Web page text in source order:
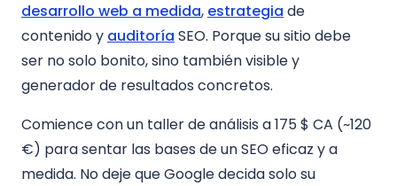
desarrollo web a medida, estrategia de
contenido y auditoría SEO. Porque su sitio debe
ser no solo bonito, sino también visible y
generador de resultados concretos.
Comience con un taller de análisis a 175 $ CA (~120
€) para sentar las bases de un SEO eficaz y a
medida. No deje que Google decida solo su